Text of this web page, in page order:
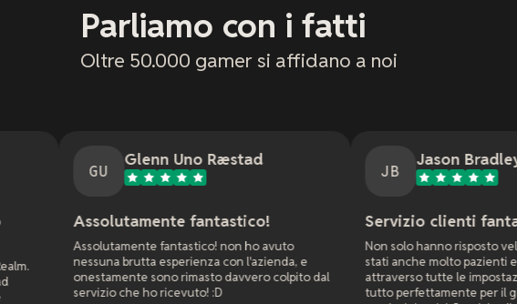
Parliamo con i fatti
Oltre 50.000 gamer si affidano a noi
Glenn Uno Ræstad
fantastico!
fantastico! non ho avuto
brutta esperienza con l'azienda, e
sono rimasto davvero colpito dal
che ho ricevuto! :D
Servizio clienti fantastico
Non solo hanno risposto velocemente, ma sono
stati anche molto pazienti e mi hanno guidato
attraverso tutte le impostazioni per configurare
tutto perfettamente per il gioco cross platform